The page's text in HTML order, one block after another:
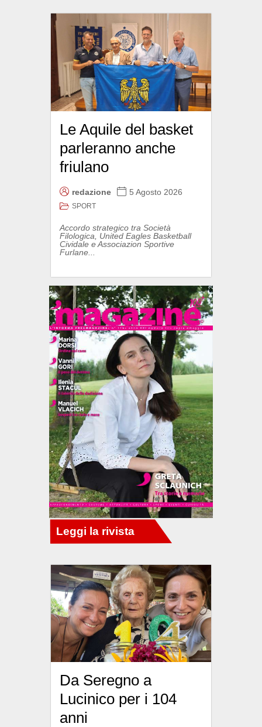
Le Aquile del basket
parleranno anche
friulano
redazione 5 Agosto 2026
SPORT
Accordo strategico tra Società
Filologica, United Eagles Basketball
Cividale e Associazion Sportive
Furlane...
Da Seregno a
Lucinico per i 104
anni